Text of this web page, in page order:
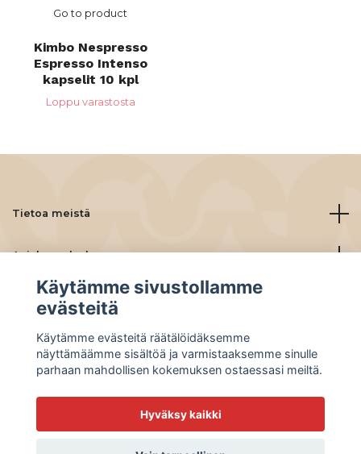
Go to product
Kimbo Nespresso
Espresso Intenso
kapselit 10 kpl
Loppu varastosta
Tietoa meistä
Asiakaspalvelu
Lue lisää
Social Media
© 2026 BeanBuddies
Käytämme sivustollamme
evästeitä
Käytämme evästeitä räätälöidäksemme
näyttämäämme sisältöä ja varmistaaksemme sinulle
parhaan mahdollisen kokemuksen ostaessasi meiltä.
Hyväksy kaikki